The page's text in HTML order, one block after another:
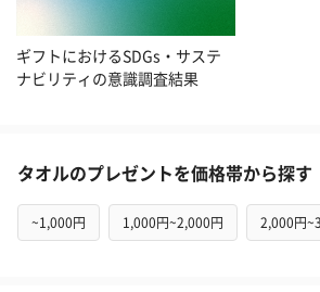
ギフトにおけるSDGs・サステ
ナビリティの意識調査結果
タオルのプレゼントを価格帯から探す
~1,000円 1,000円~2,000円 2,000円